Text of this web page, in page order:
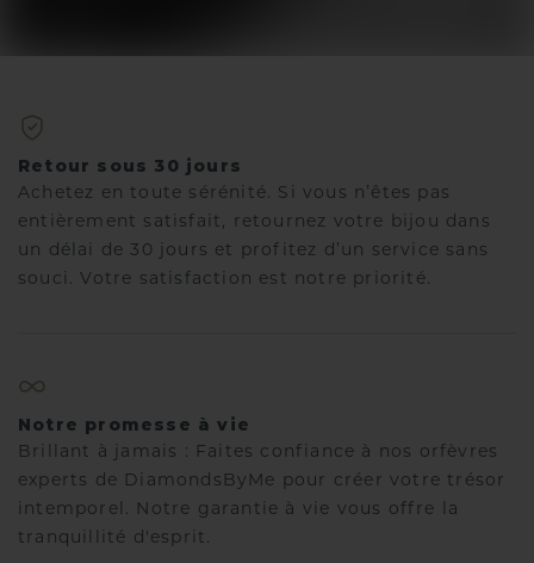
Retour sous 30 jours
Achetez en toute sérénité. Si vous n’êtes pas
entièrement satisfait, retournez votre bijou dans
un délai de 30 jours et profitez d’un service sans
souci. Votre satisfaction est notre priorité.
Notre promesse à vie
Brillant à jamais : Faites confiance à nos orfèvres
experts de DiamondsByMe pour créer votre trésor
intemporel. Notre garantie à vie vous offre la
tranquillité d'esprit.